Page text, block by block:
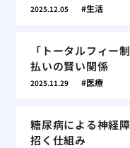
2025.12.05 生活
「トータルフィー
払いの賢い関係
2025.11.29 医療
糖尿病による神経
招く仕組み